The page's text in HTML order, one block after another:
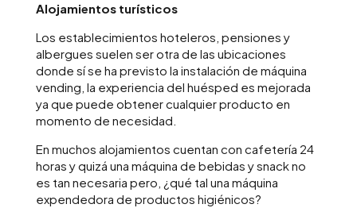
Alojamientos turísticos
Los establecimientos hoteleros, pensiones y
albergues suelen ser otra de las ubicaciones
donde sí se ha previsto la instalación de máquina
vending, la experiencia del huésped es mejorada
ya que puede obtener cualquier producto en
momento de necesidad.
En muchos alojamientos cuentan con cafetería 24
horas y quizá una máquina de bebidas y snack no
es tan necesaria pero, ¿qué tal una máquina
expendedora de productos higiénicos?